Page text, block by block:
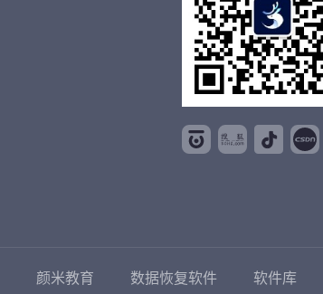
颜米教育 数据恢复软件 软件库